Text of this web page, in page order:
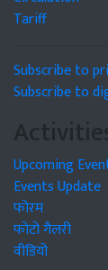
Tariff
Subscribe to
Subscribe to
Activities
Upcoming
Events Update
फोरम
फोटो गैलरी
वीडियो